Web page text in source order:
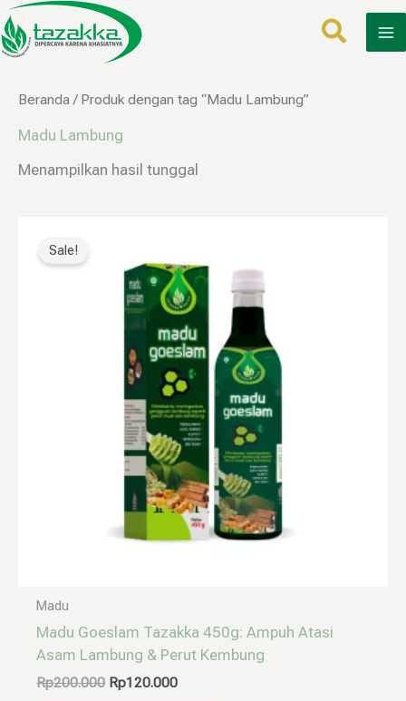
Lewati
ke
konten
Beranda / Produk dengan tag “Madu Lambung”
Madu Lambung
Menampilkan hasil tunggal
Sale!
Madu
Madu Goeslam Tazakka 450g: Ampuh Atasi
Asam Lambung & Perut Kembung
Rp200.000
adalah:
Rp200.000.
Rp120.000
adalah:
Rp120.000.